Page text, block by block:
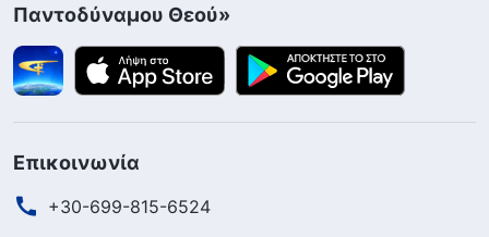
Παντοδύναμου Θεού»
Επικοινωνία
+30-699-815-6524